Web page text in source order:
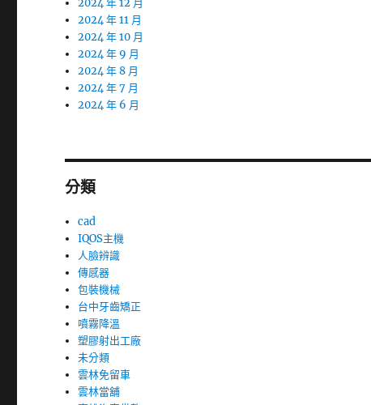
2024 年 12 月
2024 年 11 月
2024 年 10 月
2024 年 9 月
2024 年 8 月
2024 年 7 月
2024 年 6 月
分類
cad
IQOS主機
人臉辨識
傳感器
包裝機械
台中牙齒矯正
噴霧降溫
塑膠射出工廠
未分類
雲林免留車
雲林當舖